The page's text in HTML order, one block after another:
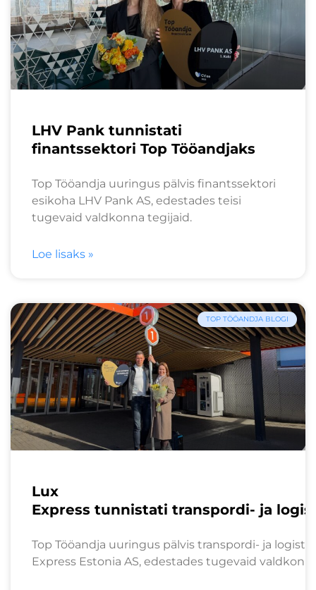
LHV Pank tunnistati
finantssektori Top Tööandjaks
Top Tööandja uuringus pälvis finantssektori
esikoha LHV Pank AS, edestades teisi
tugevaid valdkonna tegijaid.
Loe lisaks »
TOP TÖÖANDJA BLOGI
Lux
Express tunnistati transpordi- ja
Top Tööandja uuringus pälvis transpordi- ja
Express Estonia AS, edestades tugevaid